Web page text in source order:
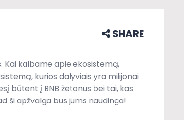
SHARE
Kai kalbame apie ekosistemą,
kurios dalyviais yra milijonai
būtent į BNB žetonus bei tai, kas
ši apžvalga bus jums naudinga!